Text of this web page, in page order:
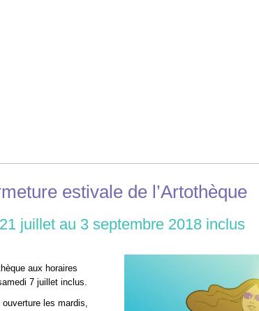
estivale de l’Artothèque
juillet au 3 septembre 2018 inclus
aux horaires
7 juillet inclus.
les mardis,